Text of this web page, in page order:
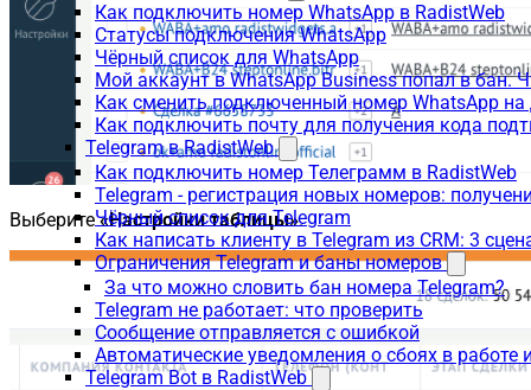
Как подключить номер WhatsApp в RadistWeb
Статусы подключения WhatsApp
Чёрный список для WhatsApp
Мой аккаунт в WhatsApp Business попал в бан.
Как сменить подключенный номер WhatsApp на
Как подключить почту для получения кода
Telegram в RadistWeb
Как подключить номер Телеграмм в RadistWeb
Telegram - регистрация новых номеров:
Чёрный список для Telegram
Как написать клиенту в Telegram из CRM: 3
Ограничения Telegram и баны номеров
За что можно словить бан номера Telegram?
Telegram не работает: что проверить
Сообщение отправляется с ошибкой
Автоматические уведомления о сбоях в работе
Telegram Bot в RadistWeb
Выберите«Настройки таблицы».